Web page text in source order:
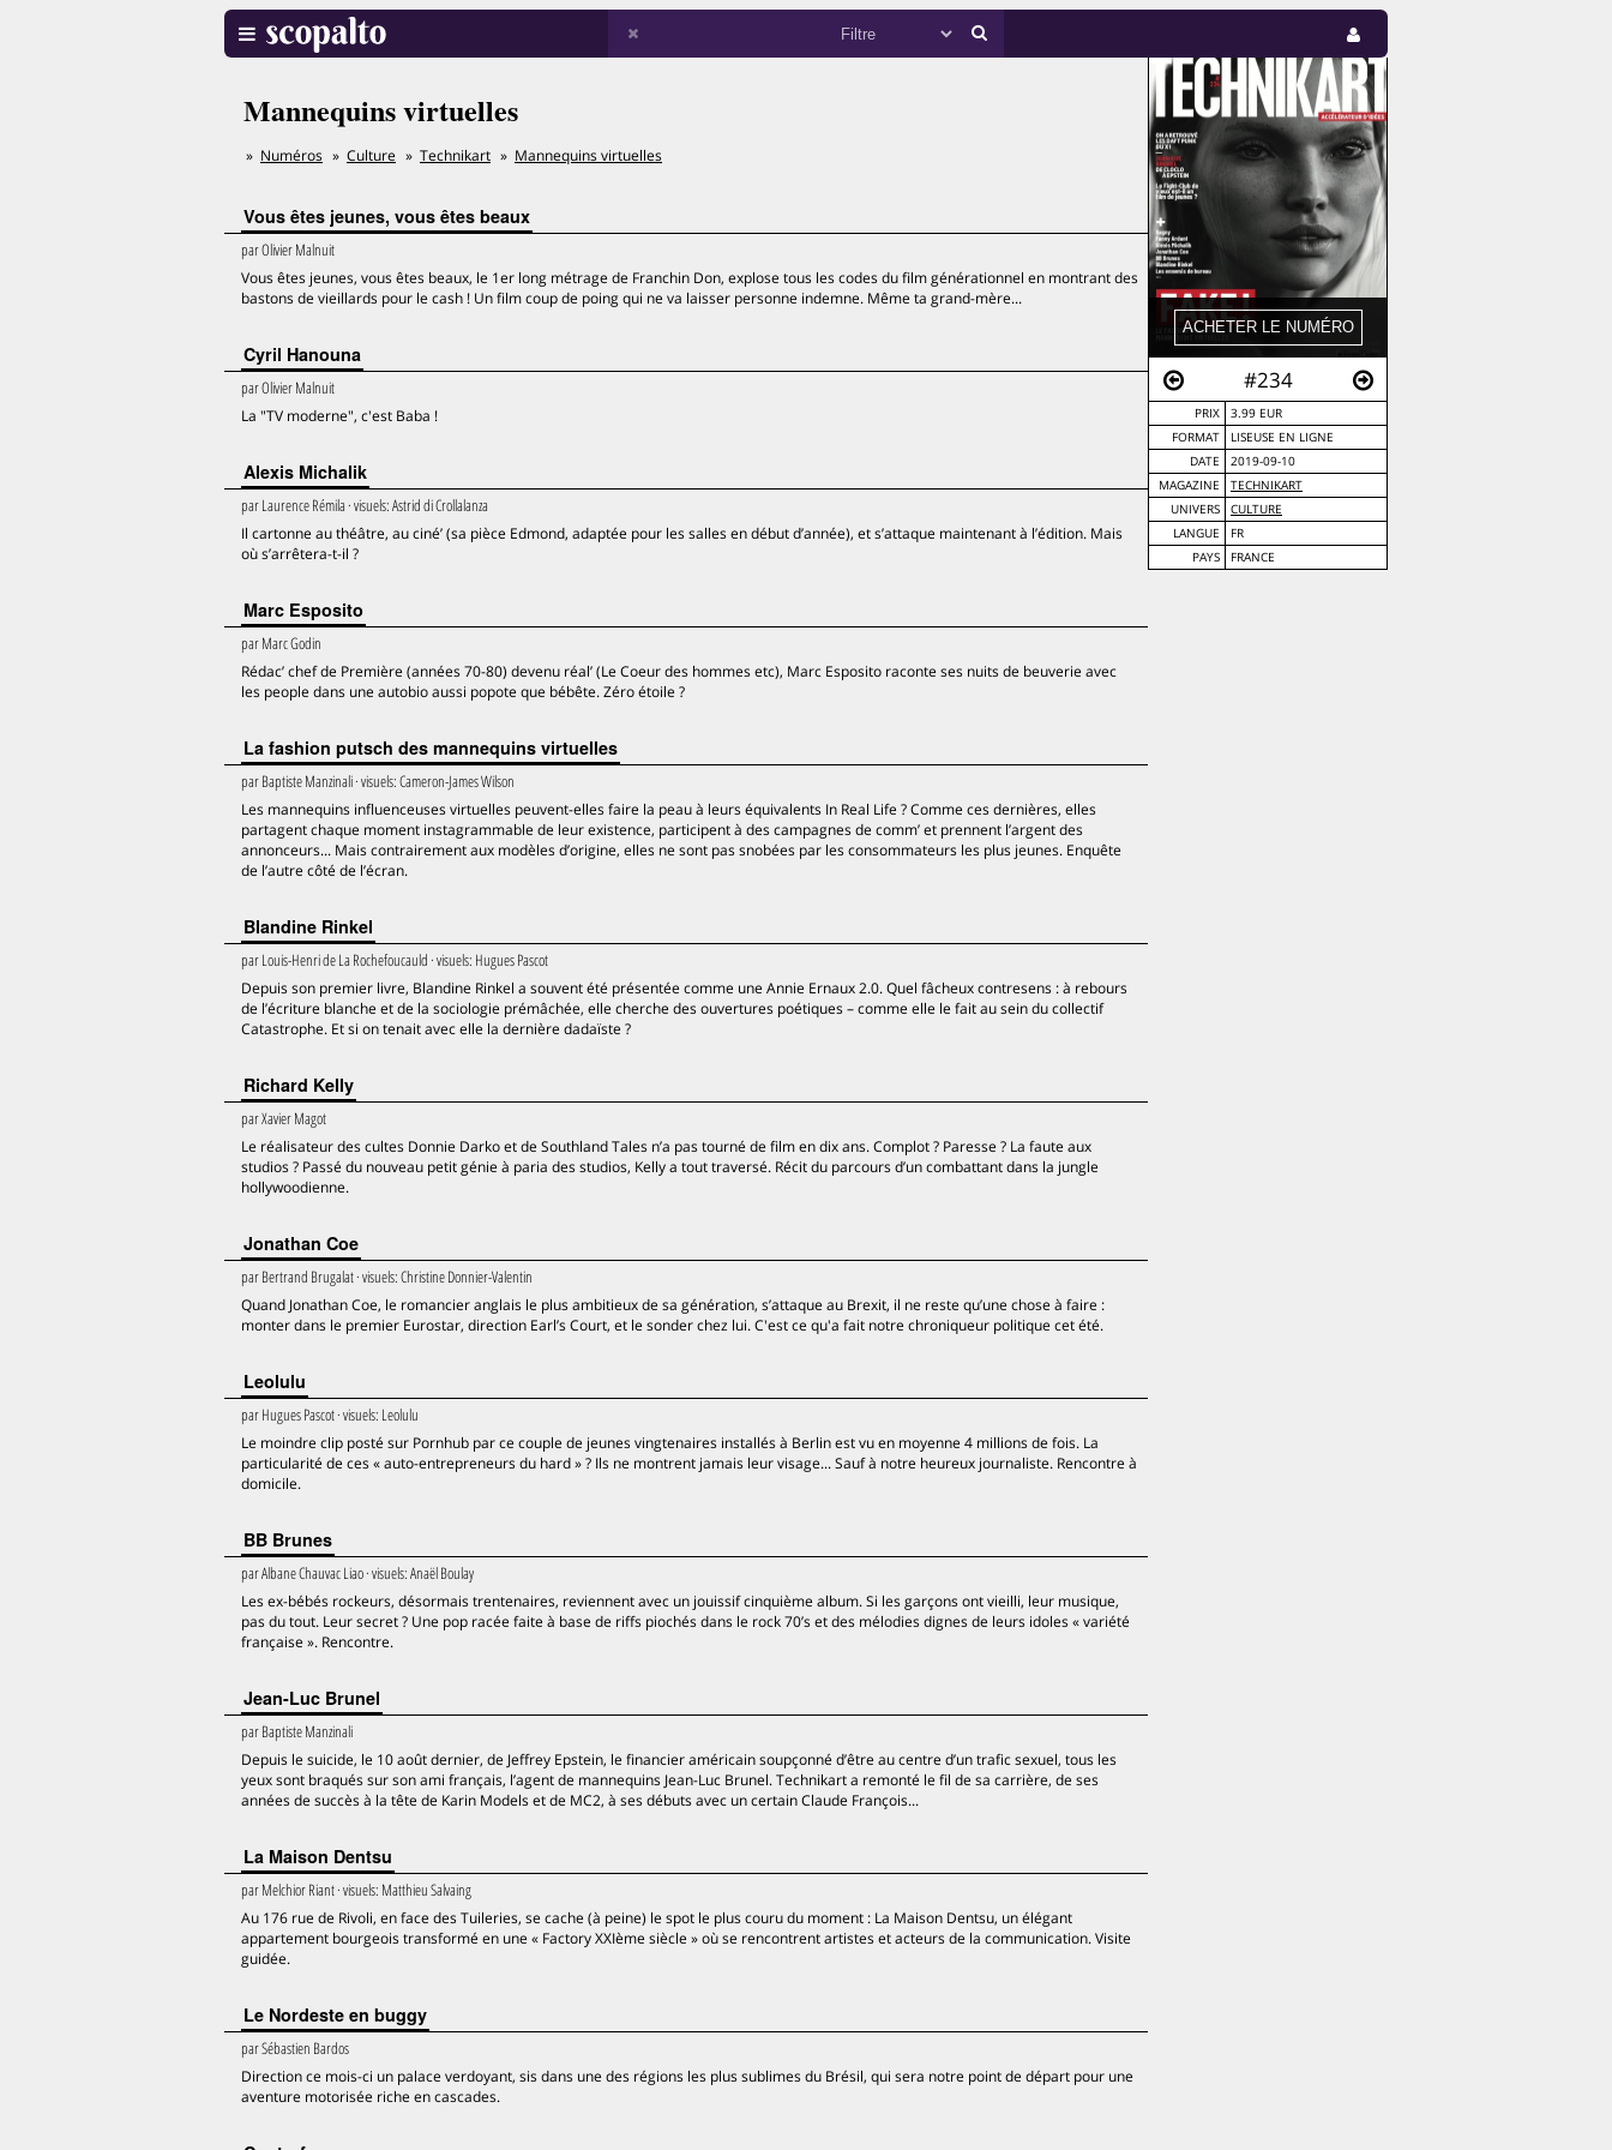
#234
PRIX
3.99 EUR
FORMAT
LISEUSE EN LIGNE
DATE
2019-09-10
MAGAZINE
TECHNIKART
UNIVERS
CULTURE
LANGUE
FR
PAYS
FRANCE
Mannequins virtuelles
Numéros Culture Technikart Mannequins virtuelles
Vous êtes jeunes, vous êtes beaux
parOlivier Malnuit
Vous êtes jeunes, vous êtes beaux, le 1er long métrage de Franchin Don, explose tous les codes du film générationnel en montrant des
bastons de vieillards pour le cash ! Un film coup de poing qui ne va laisser personne indemne. Même ta grand-mère...
Cyril Hanouna
parOlivier Malnuit
La "TV moderne", c'est Baba !
Alexis Michalik
parLaurence Rémila · visuels:Astrid di Crollalanza
Il cartonne au théâtre, au ciné’ (sa pièce Edmond, adaptée pour les salles en début d’année), et s’attaque maintenant à l’édition. Mais
où s’arrêtera-t-il ?
Marc Esposito
parMarc Godin
Rédac’ chef de Première (années 70-80) devenu réal’ (Le Coeur des hommes etc), Marc Esposito raconte ses nuits de beuverie avec
les people dans une autobio aussi popote que bébête. Zéro étoile ?
La fashion putsch des mannequins virtuelles
parBaptiste Manzinali· visuels:Cameron-James Wilson
Les mannequins influenceuses virtuelles peuvent-elles faire la peau à leurs équivalents In Real Life ? Comme ces dernières, elles
partagent chaque moment instagrammable de leur existence, participent à des campagnes de comm’ et prennent l’argent des
annonceurs... Mais contrairement aux modèles d’origine, elles ne sont pas snobées par les consommateurs les plus jeunes. Enquête
de l’autre côté de l’écran.
Blandine Rinkel
parLouis-Henri de La Rochefoucauld · visuels: Hugues Pascot
Depuis son premier livre, Blandine Rinkel a souvent été présentée comme une Annie Ernaux 2.0. Quel fâcheux contresens : à rebours
de l’écriture blanche et de la sociologie prémâchée, elle cherche des ouvertures poétiques – comme elle le fait au sein du collectif
Catastrophe. Et si on tenait avec elle la dernière dadaïste ?
Richard Kelly
parXavier Magot
Le réalisateur des cultes Donnie Darko et de Southland Tales n’a pas tourné de film en dix ans. Complot ? Paresse ? La faute aux
studios ? Passé du nouveau petit génie à paria des studios, Kelly a tout traversé. Récit du parcours d’un combattant dans la jungle
hollywoodienne.
Jonathan Coe
parBertrand Brugalat· visuels:Christine Donnier-Valentin
Quand Jonathan Coe, le romancier anglais le plus ambitieux de sa génération, s’attaque au Brexit, il ne reste qu’une chose à faire :
monter dans le premier Eurostar, direction Earl’s Court, et le sonder chez lui. C'est ce qu'a fait notre chroniqueur politique cet été.
Leolulu
parHugues Pascot· visuels: Leolulu
Le moindre clip posté sur Pornhub par ce couple de jeunes vingtenaires installés à Berlin est vu en moyenne 4 millions de fois. La
particularité de ces « auto-entrepreneurs du hard » ? Ils ne montrent jamais leur visage... Sauf à notre heureux journaliste. Rencontre à
domicile.
BB Brunes
parAlbane Chauvac Liao· visuels:Anaël Boulay
Les ex-bébés rockeurs, désormais trentenaires, reviennent avec un jouissif cinquième album. Si les garçons ont vieilli, leur musique,
pas du tout. Leur secret ? Une pop racée faite à base de riffs piochés dans le rock 70’s et des mélodies dignes de leurs idoles « variété
française ». Rencontre.
Jean-Luc Brunel
parBaptiste Manzinali
Depuis le suicide, le 10 août dernier, de Jeffrey Epstein, le financier américain soupçonné d’être au centre d’un trafic sexuel, tous les
yeux sont braqués sur son ami français, l’agent de mannequins Jean-Luc Brunel. Technikart a remonté le fil de sa carrière, de ses
années de succès à la tête de Karin Models et de MC2, à ses débuts avec un certain Claude François...
La Maison Dentsu
parMelchior Riant· visuels: Matthieu Salvaing
Au 176 rue de Rivoli, en face des Tuileries, se cache (à peine) le spot le plus couru du moment : La Maison Dentsu, un élégant
appartement bourgeois transformé en une « Factory XXIème siècle » où se rencontrent artistes et acteurs de la communication. Visite
guidée.
Le Nordeste en buggy
parSébastien Bardos
Direction ce mois-ci un palace verdoyant, sis dans une des régions les plus sublimes du Brésil, qui sera notre point de départ pour une
aventure motorisée riche en cascades.